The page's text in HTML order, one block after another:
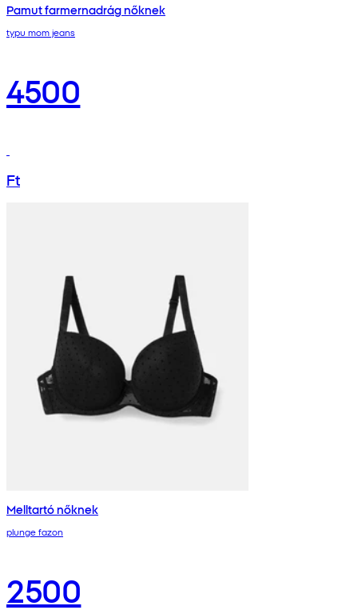
Pamut farmernadrág nőknek
typu mom jeans
4500
Ft
Melltartó nőknek
plunge fazon
2500